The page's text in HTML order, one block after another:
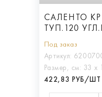
САЛЕНТО
ТУП.120
Под заказ
Артикул:
Размер, см: 33 х
422,83 РУБ/ШТ